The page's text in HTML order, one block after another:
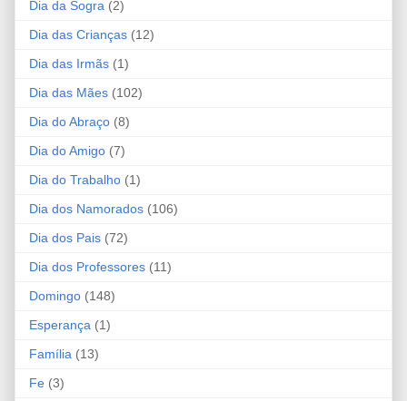
Dia da Sogra (2)
Dia das Crianças (12)
Dia das Irmãs (1)
Dia das Mães (102)
Dia do Abraço (8)
Dia do Amigo (7)
Dia do Trabalho (1)
Dia dos Namorados (106)
Dia dos Pais (72)
Dia dos Professores (11)
Domingo (148)
Esperança (1)
Família (13)
Fe (3)